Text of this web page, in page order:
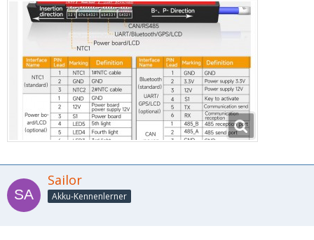
Sailor
Akku-Kennenlerner